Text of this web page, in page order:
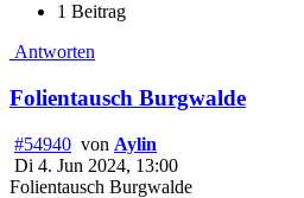
1 Beitrag
Antworten
Folientausch Burgwalde
#54940 von Aylin
Di 4. Jun 2024, 13:00
Folientausch Burgwalde